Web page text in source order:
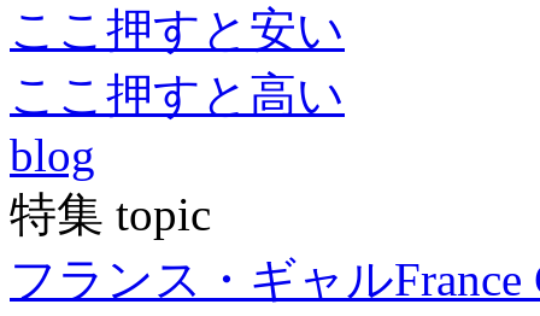
ここ押すと安い
ここ押すと高い
blog
特集 topic
フランス・ギャルFrance